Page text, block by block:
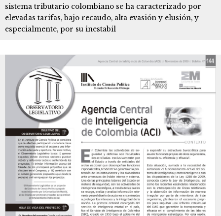
sistema tributario colombiano se ha caracterizado por
elevadas tarifas, bajo recaudo, alta evasión y elusión, y
especialmente, por su inestabil